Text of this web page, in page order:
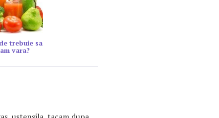
trebuie sa
vara?